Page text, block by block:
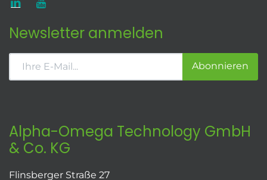
Newsletter anmelden
Abonnieren
Alpha-Omega Technology GmbH
& Co. KG
Flinsberger Straße 27